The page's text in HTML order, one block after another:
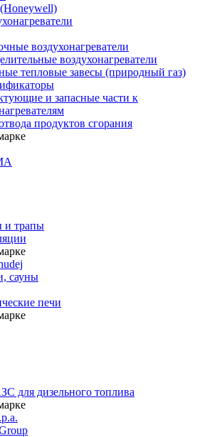
воздухонагреватели
воздухонагреватели
тепловые завесы (природный газ)
и запасные части к
продуктов сгорания
трапы
сауны
печи
для дизельного топлива